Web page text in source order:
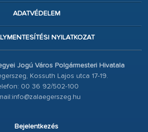
ADATVÉDELEM
NYILATKOZAT
Jogú Város Polgármesteri Hivatala
Kossuth Lajos utca 17-19.
00 36 92/502-100
Bejelentkezés